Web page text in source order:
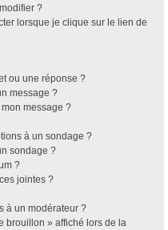
?
lorsque je clique sur le lien de
ou une réponse ?
message ?
message ?
à un sondage ?
sondage ?
?
jointes ?
à un modérateur ?
brouillon » affiché lors de la